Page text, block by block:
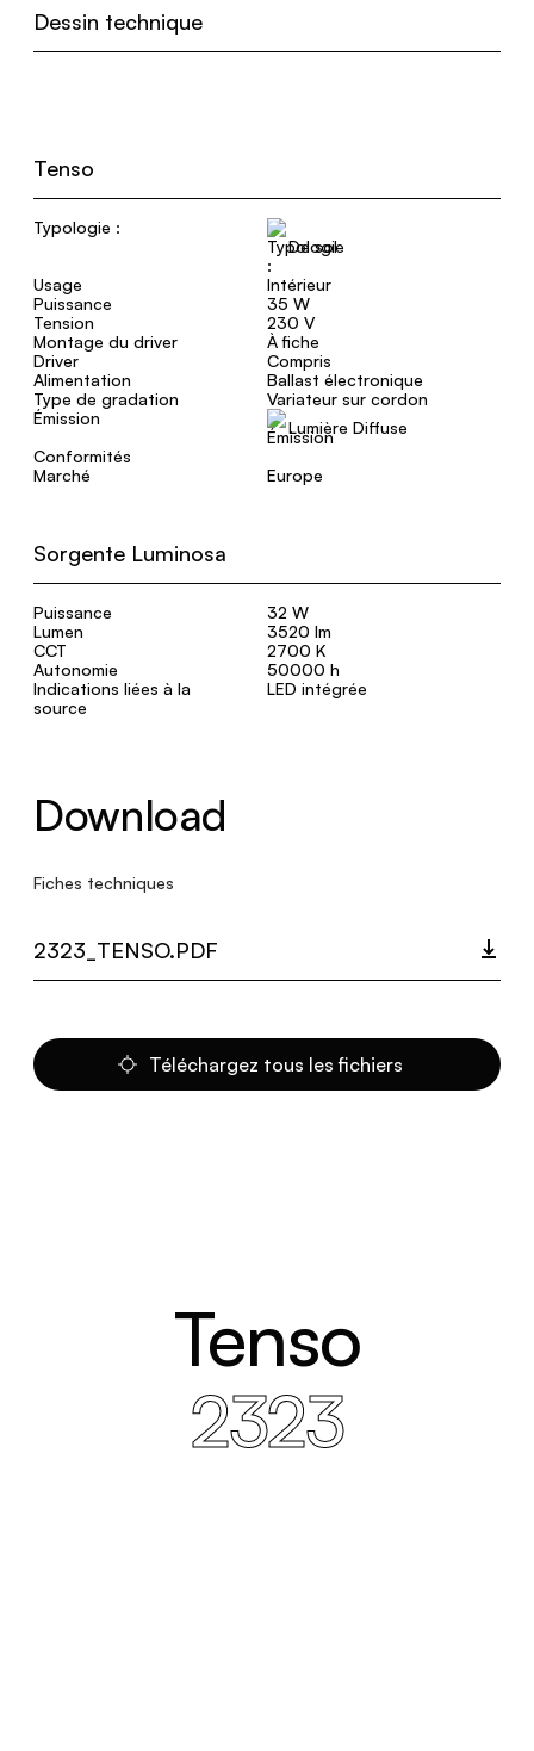
Dessin technique
Tenso
Typologie :
De sol
Usage
Intérieur
Puissance
35 W
Tension
230 V
Montage du driver
À fiche
Driver
Compris
Alimentation
Ballast électronique
Type de gradation
Variateur sur cordon
Émission
Lumière Diffuse
Conformités
Marché
Europe
Sorgente Luminosa
Puissance
32 W
Lumen
3520 lm
CCT
2700 K
Autonomie
50000 h
Indications liées à la
source
LED intégrée
Download
Fiches techniques
2323_TENSO.PDF
Téléchargez tous les fichiers
Tenso
2323